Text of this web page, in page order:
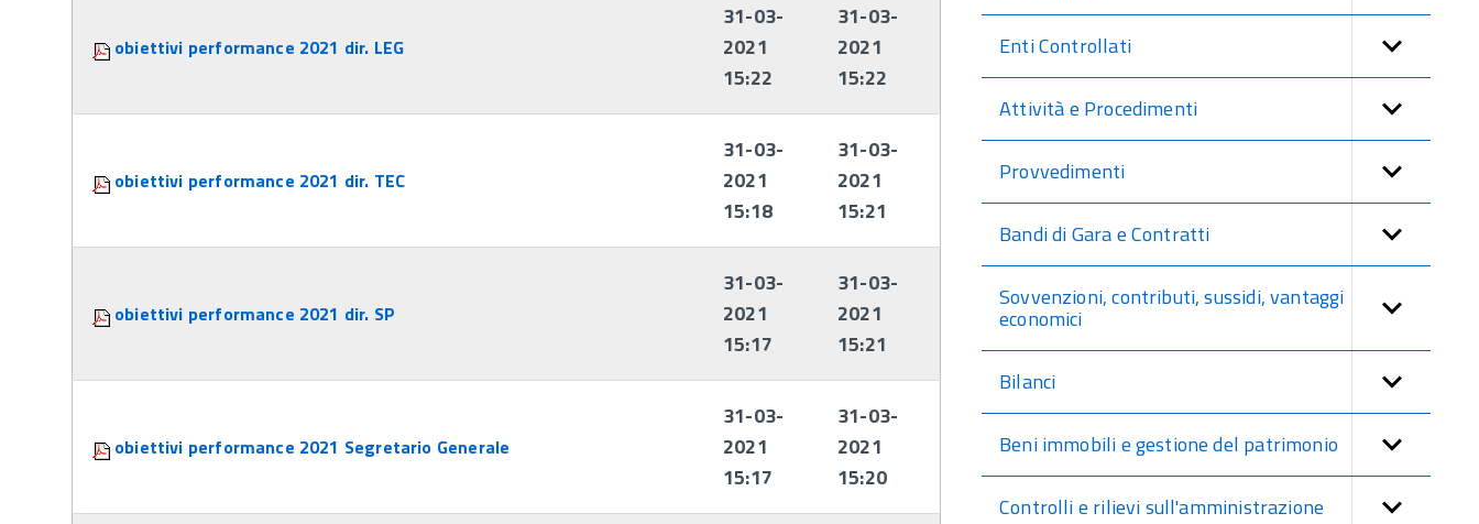
obiettivi performance 2021 dir. LEG
31-03-
2021
15:22
31-03-
2021
15:22
obiettivi performance 2021 dir. TEC
31-03-
2021
15:18
31-03-
2021
15:21
obiettivi performance 2021 dir. SP
31-03-
2021
15:17
31-03-
2021
15:21
obiettivi performance 2021 Segretario Generale
31-03-
2021
15:17
31-03-
2021
15:20
Enti Controllati
Attività e Procedimenti
Provvedimenti
Bandi di Gara e Contratti
Sovvenzioni, contributi, sussidi, vantaggi
economici
Bilanci
Beni immobili e gestione del patrimonio
Controlli e rilievi sull'amministrazione